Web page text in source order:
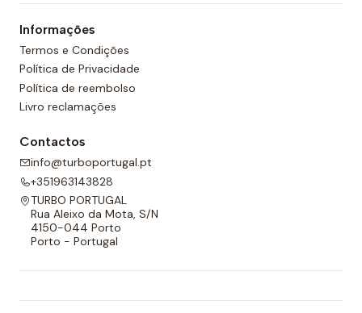
um forro completo na frente e nas costas e um
cordão ajustável para melhor adaptabilidade.
Informações
Termos e Condições
Política de Privacidade
Política de reembolso
Livro reclamações
Contactos
info@turboportugal.pt
+351963143828
TURBO PORTUGAL
Rua Aleixo da Mota, S/N
4150-044 Porto
Porto - Portugal